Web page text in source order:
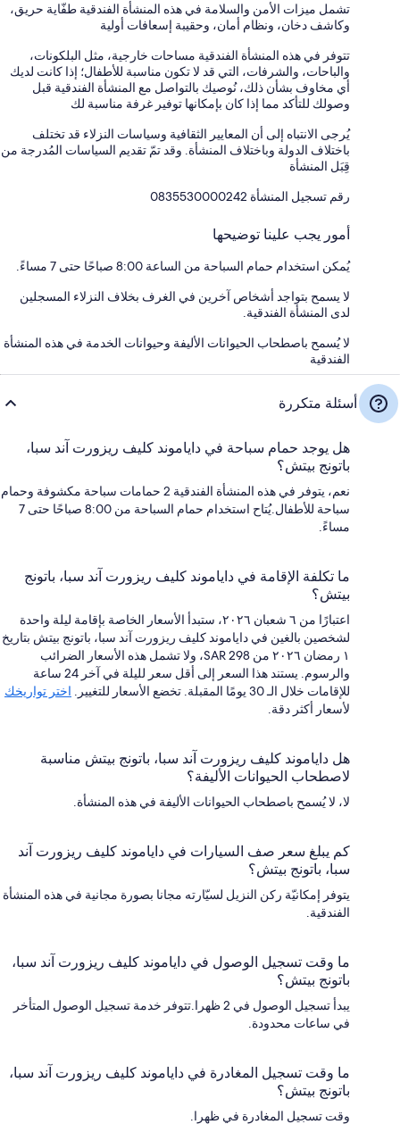
تشمل ميزات الأمن والسلامة في هذه المنشأة الفندقية طفّاية حريق،
وكاشف دخان، ونظام أمان، وحقيبة إسعافات أولية
تتوفر في هذه المنشأة الفندقية مساحات خارجية، مثل البلكونات،
والباحات، والشرفات، التي قد لا تكون مناسبة للأطفال؛ إذا كانت لديك
أي مخاوف بشأن ذلك، نُوصيك بالتواصل مع المنشأة الفندقية قبل
وصولك للتأكد مما إذا كان بإمكانها توفير غرفة مناسبة لك
يُرجى الانتباه إلى أن المعايير الثقافية وسياسات النزلاء قد تختلف
باختلاف الدولة وباختلاف المنشأة. وقد تمّ تقديم السياسات المُدرجة من
قِبَل المنشأة
رقم تسجيل المنشأة ⁦0835530000242⁩
أمور يجب علينا توضيحها
يُمكن استخدام حمام السباحة من الساعة 8:00 صباحًا حتى 7 مساءً.
لا يسمح بتواجد أشخاص آخرين في الغرف بخلاف النزلاء المسجلين
لدى المنشأة الفندقية.
لا يُسمح باصطحاب الحيوانات الأليفة وحيوانات الخدمة في هذه المنشأة
الفندقية
أسئلة متكررة
هل يوجد حمام سباحة في داياموند كليف ريزورت آند سبا،
باتونج بيتش؟
نعم، يتوفر في هذه المنشأة الفندقية 2 حمامات سباحة مكشوفة وحمام
سباحة للأطفال.يُتاح استخدام حمام السباحة من 8:00 صباحًا حتى 7
مساءً.
ما تكلفة الإقامة في داياموند كليف ريزورت آند سبا، باتونج
بيتش؟
اعتبارًا من ٦ شعبان ٢٠٢٦، ستبدأ الأسعار الخاصة بإقامة ليلة واحدة
لشخصين بالغين في داياموند كليف ريزورت آند سبا، باتونج بيتش بتاريخ
١ رمضان ٢٠٢٦ من SAR 298، ولا تشمل هذه الأسعار الضرائب
والرسوم. يستند هذا السعر إلى أقل سعر لليلة في آخر 24 ساعة
للإقامات خلال الـ 30 يومًا المقبلة. تخضع الأسعار للتغيير.
اختر تواريخك
لأسعار أكثر دقة.
هل داياموند كليف ريزورت آند سبا، باتونج بيتش مناسبة
لاصطحاب الحيوانات الأليفة؟
لا، لا يُسمح باصطحاب الحيوانات الأليفة في هذه المنشأة.
كم يبلغ سعر صف السيارات في داياموند كليف ريزورت آند
سبا، باتونج بيتش؟
يتوفر إمكانيّة ركن النزيل لسيّارته مجانا بصورة مجانية في هذه المنشأة
الفندقية.
ما وقت تسجيل الوصول في داياموند كليف ريزورت آند سبا،
باتونج بيتش؟
يبدأ تسجيل الوصول في 2 ظهرا.تتوفر خدمة تسجيل الوصول المتأخر
في ساعات محدودة.
ما وقت تسجيل المغادرة في داياموند كليف ريزورت آند سبا،
باتونج بيتش؟
وقت تسجيل المغادرة في ظهرا.